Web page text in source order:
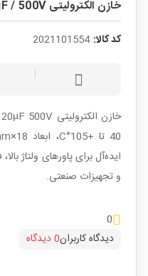
خازن الکترولیتی 120uF / 500V تایوانی مارک TAICON
کد کالا: 2021101554
و تجهیزات صنعتی.
0
دیدگاه کاربران0 دیدگاه